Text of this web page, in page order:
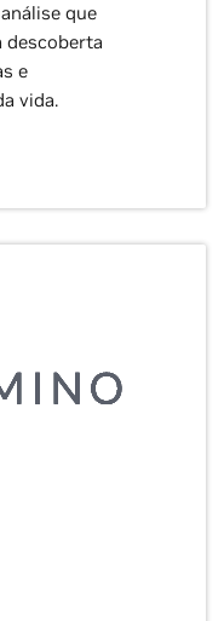
que
descoberta
e
vida.